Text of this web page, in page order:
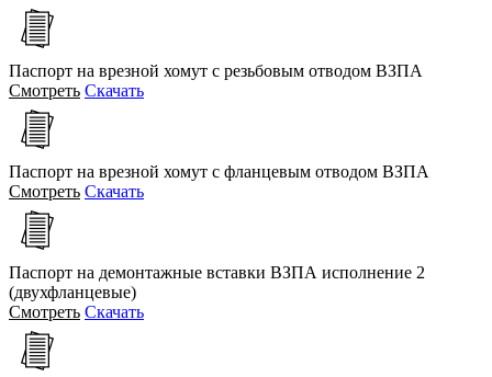
Паспорт на врезной хомут с резьбовым отводом ВЗПА
Смотреть Скачать
Паспорт на врезной хомут с фланцевым отводом ВЗПА
Смотреть Скачать
Паспорт на демонтажные вставки ВЗПА исполнение 2
(двухфланцевые)
Смотреть Скачать